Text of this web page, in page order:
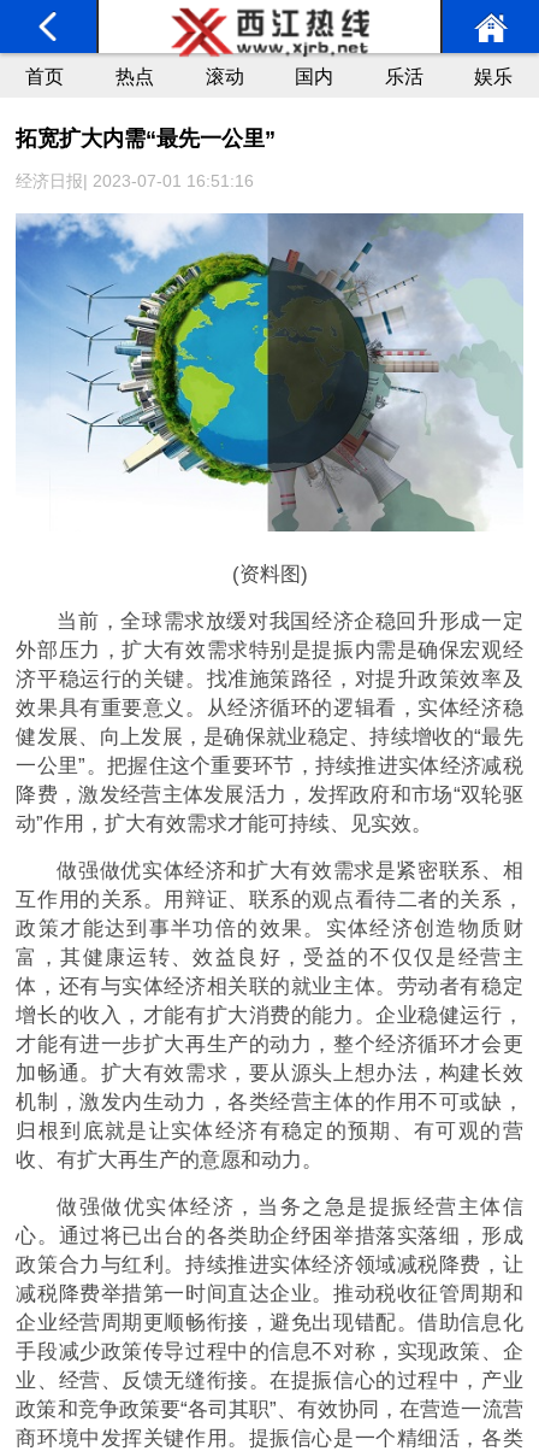
首页 热点 滚动 国内 乐活 娱乐
拓宽扩大内需“最先一公里”
经济日报| 2023-07-01 16:51:16
(资料图)
当前，全球需求放缓对我国经济企稳回升形成一定
外部压力，扩大有效需求特别是提振内需是确保宏观经
济平稳运行的关键。找准施策路径，对提升政策效率及
效果具有重要意义。从经济循环的逻辑看，实体经济稳
健发展、向上发展，是确保就业稳定、持续增收的“最先
一公里”。把握住这个重要环节，持续推进实体经济减税
降费，激发经营主体发展活力，发挥政府和市场“双轮驱
动”作用，扩大有效需求才能可持续、见实效。
做强做优实体经济和扩大有效需求是紧密联系、相
互作用的关系。用辩证、联系的观点看待二者的关系，
政策才能达到事半功倍的效果。实体经济创造物质财
富，其健康运转、效益良好，受益的不仅仅是经营主
体，还有与实体经济相关联的就业主体。劳动者有稳定
增长的收入，才能有扩大消费的能力。企业稳健运行，
才能有进一步扩大再生产的动力，整个经济循环才会更
加畅通。扩大有效需求，要从源头上想办法，构建长效
机制，激发内生动力，各类经营主体的作用不可或缺，
归根到底就是让实体经济有稳定的预期、有可观的营
收、有扩大再生产的意愿和动力。
做强做优实体经济，当务之急是提振经营主体信
心。通过将已出台的各类助企纾困举措落实落细，形成
政策合力与红利。持续推进实体经济领域减税降费，让
减税降费举措第一时间直达企业。推动税收征管周期和
企业经营周期更顺畅衔接，避免出现错配。借助信息化
手段减少政策传导过程中的信息不对称，实现政策、企
业、经营、反馈无缝衔接。在提振信心的过程中，产业
政策和竞争政策要“各司其职”、有效协同，在营造一流营
商环境中发挥关键作用。提振信心是一个精细活，各类